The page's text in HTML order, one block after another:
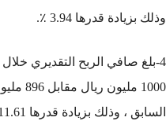
وذلك بزيادة قدرها 3.94 ٪.
1000
السابق ، وذلك بزيادة قدرها 11.61 ٪ .